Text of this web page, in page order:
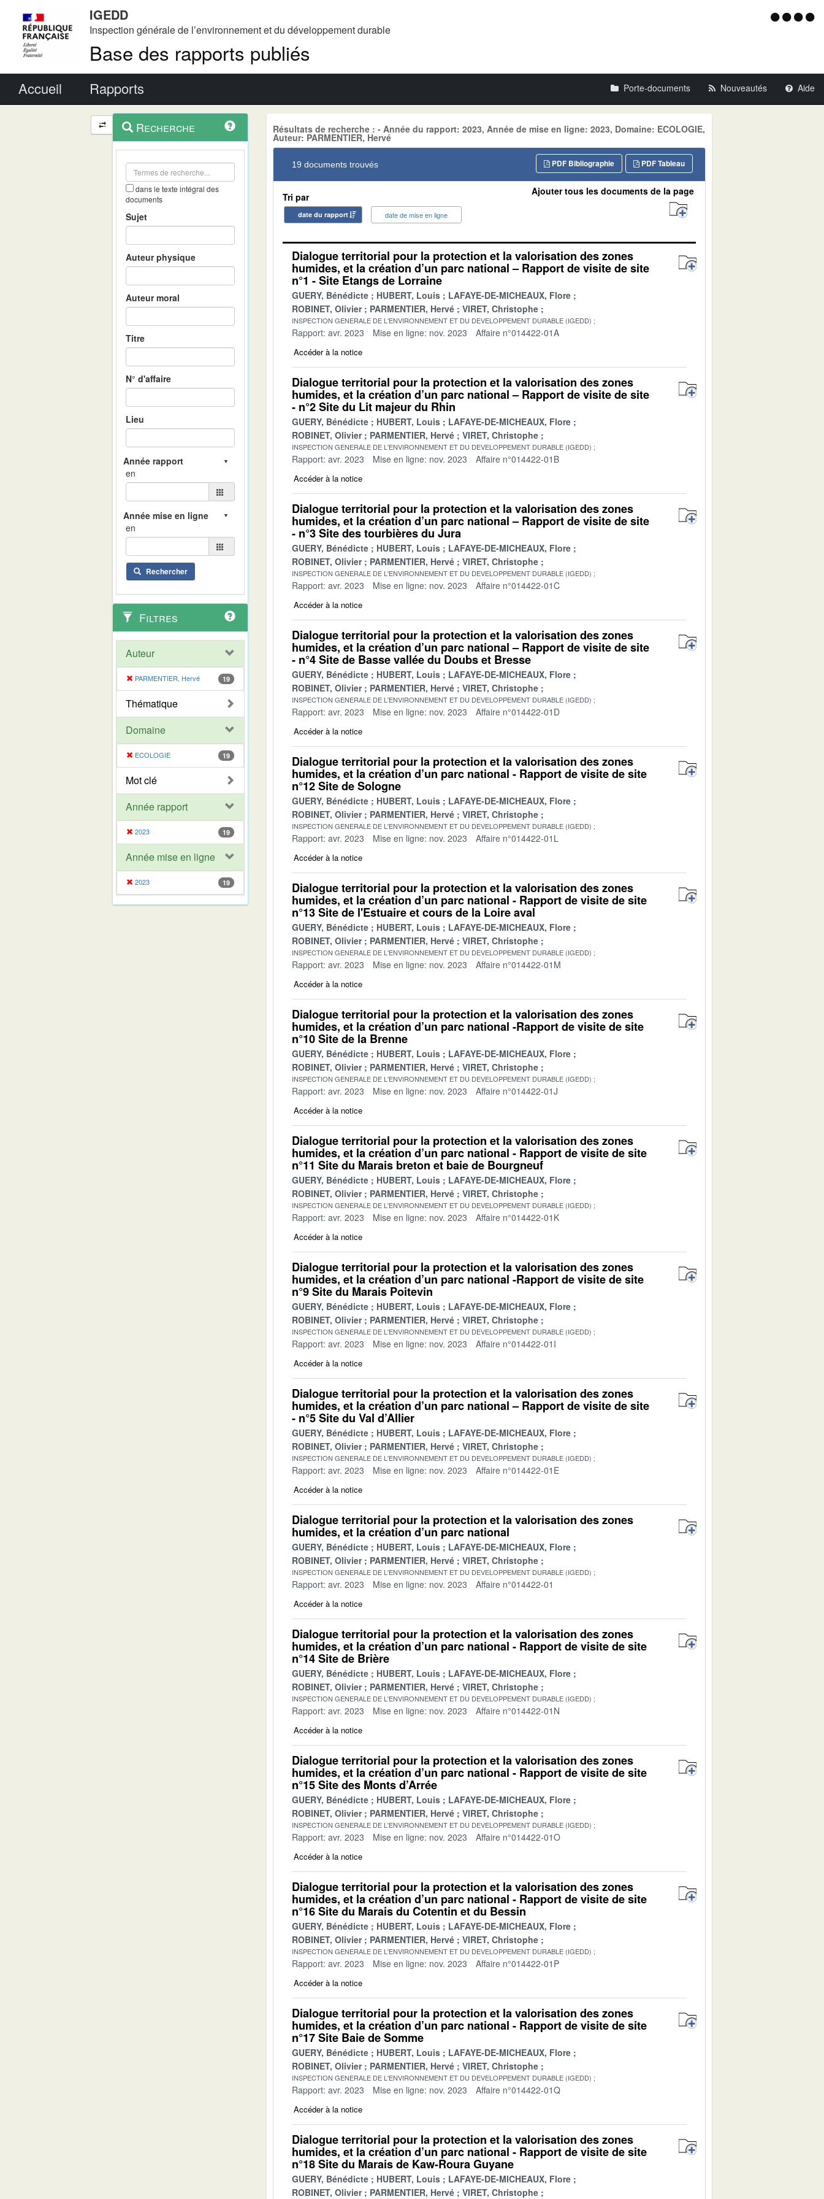
IGEDD
Inspection générale de l’environnement et du développement durable
Base des rapports publiés
Menu
Accueil Rapports Porte-documents Nouveautés Aide
Navigation
et
outils
contextuel
Recherche
dans le texte intégral des
documents
Sujet
Auteur physique
Auteur moral
Titre
N° d'affaire
Lieu
en
en
Rechercher
Filtres
Auteur
PARMENTIER, Hervé 19
Thématique
Domaine
ECOLOGIE 19
Mot clé
Année rapport
2023 19
Année mise en ligne
2023 19
Résultats de recherche : - Année du rapport: 2023, Année de mise en ligne: 2023, Domaine: ECOLOGIE,
Auteur: PARMENTIER, Hervé
19 documents trouvés PDF Tableau
PDF Bibliographie
Tri par
date du rapport date de mise en ligne
Ajouter tous les documents de la page
Dialogue territorial pour la protection et la valorisation des zones
humides, et la création d’un parc national – Rapport de visite de site
n°1 - Site Etangs de Lorraine
GUERY, Bénédicte HUBERT, Louis
LAFAYE-DE-MICHEAUX, Flore
ROBINET, Olivier
PARMENTIER, Hervé VIRET, Christophe
INSPECTION GENERALE DE L'ENVIRONNEMENT ET DU DEVELOPPEMENT DURABLE (IGEDD)
Rapport: avr. 2023 Mise en ligne: nov. 2023 Affaire n°014422-01A
Accéder à la notice
Dialogue territorial pour la protection et la valorisation des zones
humides, et la création d’un parc national – Rapport de visite de site
- n°2 Site du Lit majeur du Rhin
GUERY, Bénédicte HUBERT, Louis
LAFAYE-DE-MICHEAUX, Flore
ROBINET, Olivier
PARMENTIER, Hervé VIRET, Christophe
INSPECTION GENERALE DE L'ENVIRONNEMENT ET DU DEVELOPPEMENT DURABLE (IGEDD)
Rapport: avr. 2023 Mise en ligne: nov. 2023 Affaire n°014422-01B
Accéder à la notice
Dialogue territorial pour la protection et la valorisation des zones
humides, et la création d’un parc national – Rapport de visite de site
- n°3 Site des tourbières du Jura
GUERY, Bénédicte HUBERT, Louis
LAFAYE-DE-MICHEAUX, Flore
ROBINET, Olivier
PARMENTIER, Hervé VIRET, Christophe
INSPECTION GENERALE DE L'ENVIRONNEMENT ET DU DEVELOPPEMENT DURABLE (IGEDD)
Rapport: avr. 2023 Mise en ligne: nov. 2023 Affaire n°014422-01C
Accéder à la notice
Dialogue territorial pour la protection et la valorisation des zones
humides, et la création d’un parc national – Rapport de visite de site
- n°4 Site de Basse vallée du Doubs et Bresse
GUERY, Bénédicte HUBERT, Louis
LAFAYE-DE-MICHEAUX, Flore
ROBINET, Olivier
PARMENTIER, Hervé VIRET, Christophe
INSPECTION GENERALE DE L'ENVIRONNEMENT ET DU DEVELOPPEMENT DURABLE (IGEDD)
Rapport: avr. 2023 Mise en ligne: nov. 2023 Affaire n°014422-01D
Accéder à la notice
Dialogue territorial pour la protection et la valorisation des zones
humides, et la création d’un parc national - Rapport de visite de site
n°12 Site de Sologne
GUERY, Bénédicte HUBERT, Louis
LAFAYE-DE-MICHEAUX, Flore
ROBINET, Olivier
PARMENTIER, Hervé VIRET, Christophe
INSPECTION GENERALE DE L'ENVIRONNEMENT ET DU DEVELOPPEMENT DURABLE (IGEDD)
Rapport: avr. 2023 Mise en ligne: nov. 2023 Affaire n°014422-01L
Accéder à la notice
Dialogue territorial pour la protection et la valorisation des zones
humides, et la création d’un parc national - Rapport de visite de site
n°13 Site de l'Estuaire et cours de la Loire aval
GUERY, Bénédicte HUBERT, Louis
LAFAYE-DE-MICHEAUX, Flore
ROBINET, Olivier
PARMENTIER, Hervé VIRET, Christophe
INSPECTION GENERALE DE L'ENVIRONNEMENT ET DU DEVELOPPEMENT DURABLE (IGEDD)
Rapport: avr. 2023 Mise en ligne: nov. 2023 Affaire n°014422-01M
Accéder à la notice
Dialogue territorial pour la protection et la valorisation des zones
humides, et la création d’un parc national -Rapport de visite de site
n°10 Site de la Brenne
GUERY, Bénédicte HUBERT, Louis
LAFAYE-DE-MICHEAUX, Flore
ROBINET, Olivier
PARMENTIER, Hervé VIRET, Christophe
INSPECTION GENERALE DE L'ENVIRONNEMENT ET DU DEVELOPPEMENT DURABLE (IGEDD)
Rapport: avr. 2023 Mise en ligne: nov. 2023 Affaire n°014422-01J
Accéder à la notice
Dialogue territorial pour la protection et la valorisation des zones
humides, et la création d’un parc national - Rapport de visite de site
n°11 Site du Marais breton et baie de Bourgneuf
GUERY, Bénédicte HUBERT, Louis
LAFAYE-DE-MICHEAUX, Flore
ROBINET, Olivier
PARMENTIER, Hervé VIRET, Christophe
INSPECTION GENERALE DE L'ENVIRONNEMENT ET DU DEVELOPPEMENT DURABLE (IGEDD)
Rapport: avr. 2023 Mise en ligne: nov. 2023 Affaire n°014422-01K
Accéder à la notice
Dialogue territorial pour la protection et la valorisation des zones
humides, et la création d’un parc national -Rapport de visite de site
n°9 Site du Marais Poitevin
GUERY, Bénédicte HUBERT, Louis
LAFAYE-DE-MICHEAUX, Flore
ROBINET, Olivier
PARMENTIER, Hervé VIRET, Christophe
INSPECTION GENERALE DE L'ENVIRONNEMENT ET DU DEVELOPPEMENT DURABLE (IGEDD)
Rapport: avr. 2023 Mise en ligne: nov. 2023 Affaire n°014422-01I
Accéder à la notice
Dialogue territorial pour la protection et la valorisation des zones
humides, et la création d’un parc national – Rapport de visite de site
- n°5 Site du Val d’Allier
GUERY, Bénédicte HUBERT, Louis
LAFAYE-DE-MICHEAUX, Flore
ROBINET, Olivier
PARMENTIER, Hervé VIRET, Christophe
INSPECTION GENERALE DE L'ENVIRONNEMENT ET DU DEVELOPPEMENT DURABLE (IGEDD)
Rapport: avr. 2023 Mise en ligne: nov. 2023 Affaire n°014422-01E
Accéder à la notice
Dialogue territorial pour la protection et la valorisation des zones
humides, et la création d’un parc national
GUERY, Bénédicte HUBERT, Louis
LAFAYE-DE-MICHEAUX, Flore
ROBINET, Olivier
PARMENTIER, Hervé VIRET, Christophe
INSPECTION GENERALE DE L'ENVIRONNEMENT ET DU DEVELOPPEMENT DURABLE (IGEDD)
Rapport: avr. 2023 Mise en ligne: nov. 2023 Affaire n°014422-01
Accéder à la notice
Dialogue territorial pour la protection et la valorisation des zones
humides, et la création d’un parc national - Rapport de visite de site
n°14 Site de Brière
GUERY, Bénédicte HUBERT, Louis
LAFAYE-DE-MICHEAUX, Flore
ROBINET, Olivier
PARMENTIER, Hervé VIRET, Christophe
INSPECTION GENERALE DE L'ENVIRONNEMENT ET DU DEVELOPPEMENT DURABLE (IGEDD)
Rapport: avr. 2023 Mise en ligne: nov. 2023 Affaire n°014422-01N
Accéder à la notice
Dialogue territorial pour la protection et la valorisation des zones
humides, et la création d’un parc national - Rapport de visite de site
n°15 Site des Monts d’Arrée
GUERY, Bénédicte HUBERT, Louis
LAFAYE-DE-MICHEAUX, Flore
ROBINET, Olivier
PARMENTIER, Hervé VIRET, Christophe
INSPECTION GENERALE DE L'ENVIRONNEMENT ET DU DEVELOPPEMENT DURABLE (IGEDD)
Rapport: avr. 2023 Mise en ligne: nov. 2023 Affaire n°014422-01O
Accéder à la notice
Dialogue territorial pour la protection et la valorisation des zones
humides, et la création d’un parc national - Rapport de visite de site
n°16 Site du Marais du Cotentin et du Bessin
GUERY, Bénédicte HUBERT, Louis
LAFAYE-DE-MICHEAUX, Flore
ROBINET, Olivier
PARMENTIER, Hervé VIRET, Christophe
INSPECTION GENERALE DE L'ENVIRONNEMENT ET DU DEVELOPPEMENT DURABLE (IGEDD)
Rapport: avr. 2023 Mise en ligne: nov. 2023 Affaire n°014422-01P
Accéder à la notice
Dialogue territorial pour la protection et la valorisation des zones
humides, et la création d’un parc national - Rapport de visite de site
n°17 Site Baie de Somme
GUERY, Bénédicte HUBERT, Louis
LAFAYE-DE-MICHEAUX, Flore
ROBINET, Olivier
PARMENTIER, Hervé VIRET, Christophe
INSPECTION GENERALE DE L'ENVIRONNEMENT ET DU DEVELOPPEMENT DURABLE (IGEDD)
Rapport: avr. 2023 Mise en ligne: nov. 2023 Affaire n°014422-01Q
Accéder à la notice
Dialogue territorial pour la protection et la valorisation des zones
humides, et la création d’un parc national - Rapport de visite de site
n°18 Site du Marais de Kaw-Roura Guyane
GUERY, Bénédicte HUBERT, Louis
LAFAYE-DE-MICHEAUX, Flore
ROBINET, Olivier
PARMENTIER, Hervé VIRET, Christophe